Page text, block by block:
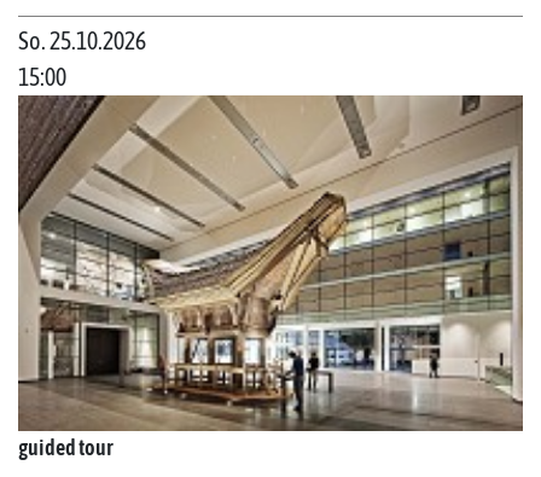
So. 25.10.2026
15:00
guided tour